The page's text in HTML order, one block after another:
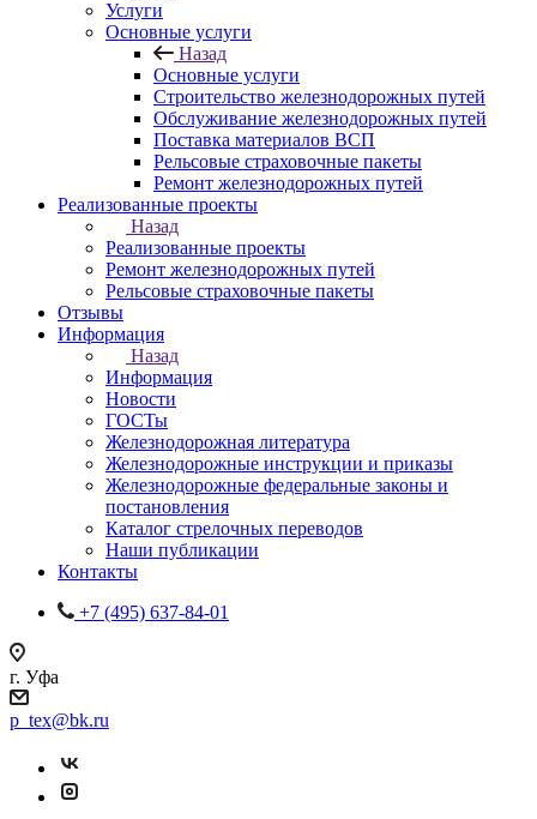
Услуги
Основные услуги
Назад
Основные услуги
Строительство железнодорожных путей
Обслуживание железнодорожных путей
Поставка материалов ВСП
Рельсовые страховочные пакеты
Ремонт железнодорожных путей
Реализованные проекты
Назад
Реализованные проекты
Ремонт железнодорожных путей
Рельсовые страховочные пакеты
Отзывы
Информация
Назад
Информация
Новости
ГОСТы
Железнодорожная литература
Железнодорожные инструкции и приказы
Железнодорожные федеральные законы и
постановления
Каталог стрелочных переводов
Наши публикации
Контакты
+7 (495) 637-84-01
г. Уфа
p_tex@bk.ru